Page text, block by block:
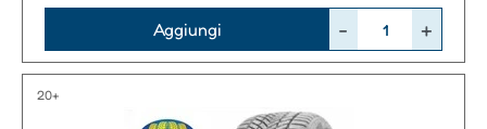
Aggiungi
20+